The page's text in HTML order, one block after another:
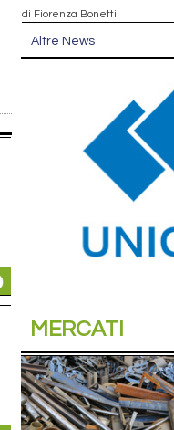
di Fiorenza Bonetti
Altre News
MERCATI